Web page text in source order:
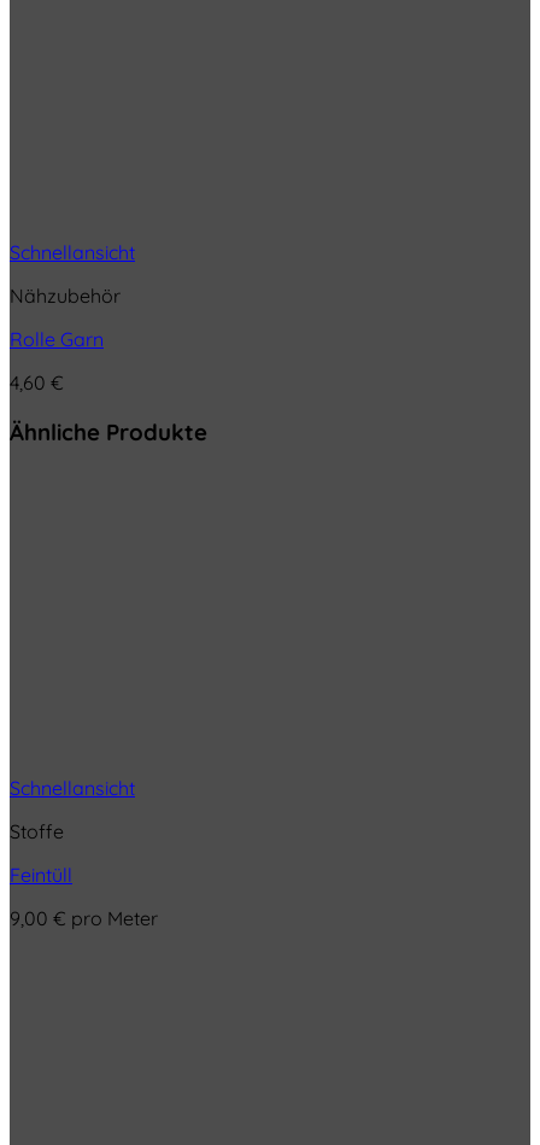
Schnellansicht
Nähzubehör
Rolle Garn
4,60 €
Ähnliche Produkte
Schnellansicht
Stoffe
Feintüll
9,00 € pro Meter